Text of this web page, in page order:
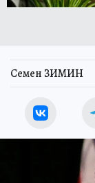
Семен ЗИМИН